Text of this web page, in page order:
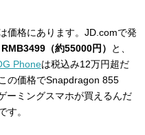
価格にあります。JD.comで発
RMB3499（約55000円）
と、
Phoneは税込み12万円超だ
の価格でSnapdragon 855
ーミングスマホが買えるんだ
す。